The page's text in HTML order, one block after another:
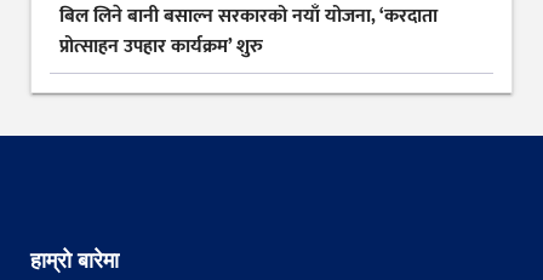
बिल लिने बानी बसाल्न सरकारको नयाँ योजना, ‘करदाता
प्रोत्साहन उपहार कार्यक्रम’ शुरु
हाम्रो बारेमा